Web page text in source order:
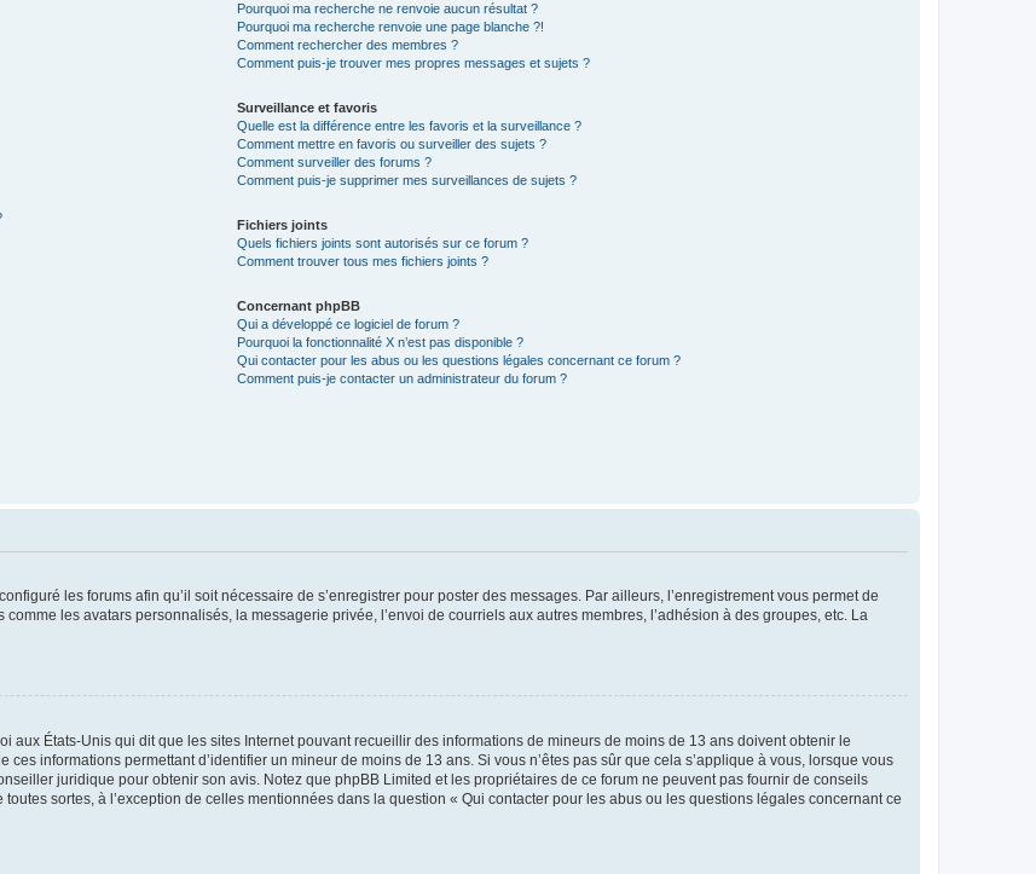
Pourquoi ma recherche ne renvoie aucun résultat ?
Pourquoi ma recherche renvoie une page blanche ?!
Comment rechercher des membres ?
Comment puis-je trouver mes propres messages et sujets ?
Surveillance et favoris
Quelle est la différence entre les favoris et la surveillance ?
Comment mettre en favoris ou surveiller des sujets ?
Comment surveiller des forums ?
Comment puis-je supprimer mes surveillances de sujets ?
Fichiers joints
Quels fichiers joints sont autorisés sur ce forum ?
Comment trouver tous mes fichiers joints ?
Concernant phpBB
Qui a développé ce logiciel de forum ?
Pourquoi la fonctionnalité X n’est pas disponible ?
Qui contacter pour les abus ou les questions légales concernant ce forum ?
Comment puis-je contacter un administrateur du forum ?
les forums afin qu’il soit nécessaire de s’enregistrer pour poster des messages. Par ailleurs, l’enregistrement vous permet de
les avatars personnalisés, la messagerie privée, l’envoi de courriels aux autres membres, l’adhésion à des groupes, etc. La
aux États-Unis qui dit que les sites Internet pouvant recueillir des informations de mineurs de moins de 13 ans doivent obtenir le
informations permettant d’identifier un mineur de moins de 13 ans. Si vous n’êtes pas sûr que cela s’applique à vous, lorsque vous
juridique pour obtenir son avis. Notez que phpBB Limited et les propriétaires de ce forum ne peuvent pas fournir de conseils
sortes, à l’exception de celles mentionnées dans la question « Qui contacter pour les abus ou les questions légales concernant ce